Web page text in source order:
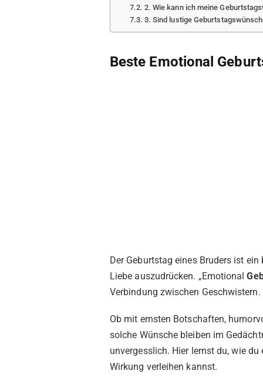
2. Wie kann ich meine
3. Sind lustige
Beste Emotional
Der Geburtstag eines Bruders ist
Liebe auszudrücken. „Emotional
Verbindung zwischen Geschwistern.
Ob mit ernsten Botschaften,
solche Wünsche bleiben im
unvergesslich. Hier lernst du, wie
Wirkung verleihen kannst.